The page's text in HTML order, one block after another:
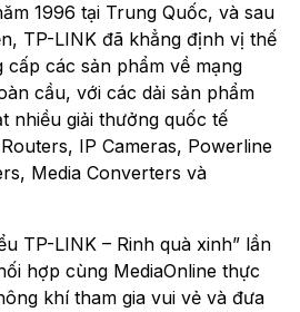
1996 tại Trung Quốc, và sau
TP-LINK đã khẳng định vị thế
các sản phẩm về mạng
cầu, với các dải sản phẩm
nhiều giải thưởng quốc tế
IP Cameras, Powerline
Media Converters và
TP-LINK – Rinh quà xinh” lần
hợp cùng MediaOnline thực
khí tham gia vui vẻ và đưa